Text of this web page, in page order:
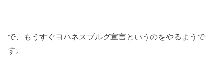
で、もうすぐヨハネスブルグ宣言というのをやるようで
す。